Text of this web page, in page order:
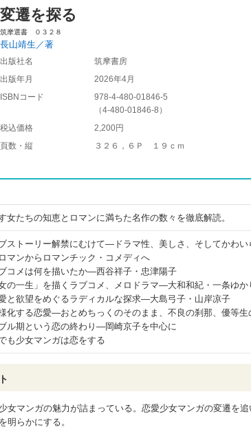
変遷を探る
筑摩選書 ０３２８
長山靖生／著
出版社名
筑摩書房
出版年月
2026年4月
ISBNコード
978-4-480-01846-5
（4-480-01846-8 ）
税込価格
2,200円
頁数・縦
３２６，６Ｐ １９ｃｍ
女たちの知恵とロマンに満ちた名作の数々を徹底解読。
トーリー解禁にむけて―ドラマ性、美しさ、そしてかわい
ンからロマンチック・コメディへ
コメは何を描いたか―西谷祥子・忠津陽子
一生」を描くラブコメ、メロドラマ―大和和紀・一条ゆか
欲望をめぐるラディカルな探求―大島弓子・山岸凉子
する恋愛―おとめちっくのそのまま、不良の刹那、優等生
期という恋の終わり―岡崎京子を中心に
少女マンガは恋をする
女マンガの魅力が詰まっている。恋愛少女マンガの変遷を
明らかにする。